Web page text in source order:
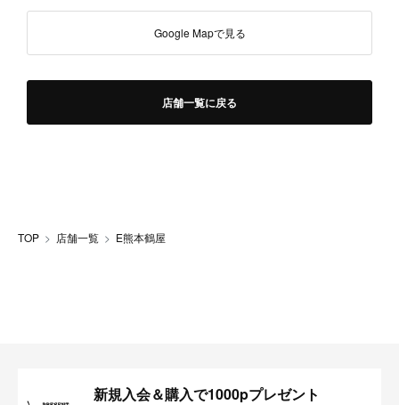
Google Mapで見る
店舗一覧に戻る
TOP 店舗一覧 E熊本鶴屋
新規入会＆購入で1000pプレゼント